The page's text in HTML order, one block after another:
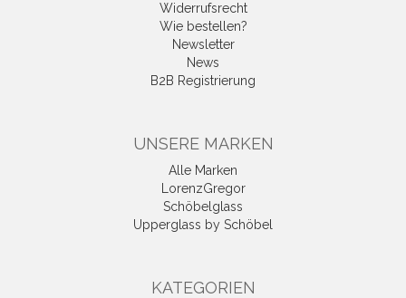
Widerrufsrecht
Wie bestellen?
Newsletter
News
B2B Registrierung
UNSERE MARKEN
Alle Marken
LorenzGregor
Schöbelglass
Upperglass by Schöbel
KATEGORIEN